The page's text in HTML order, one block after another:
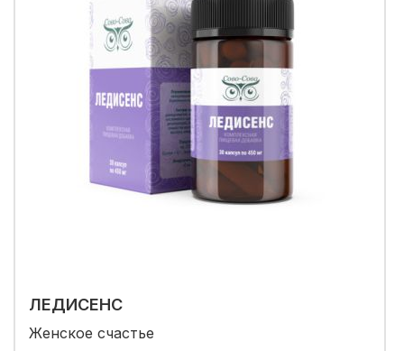
ЛЕДИСЕНС
Женское счастье